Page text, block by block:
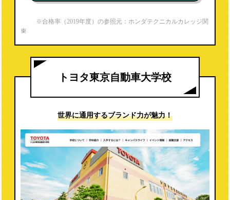
※合格率（2019年度）の参照元：ホンダテクニカルカレッジ関
東
トヨタ東京自動車大学校
世界に通用するブランド力が魅力！